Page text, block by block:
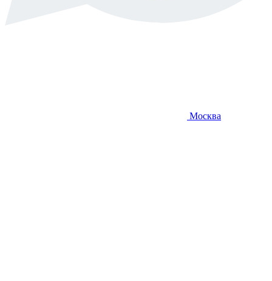
Москва